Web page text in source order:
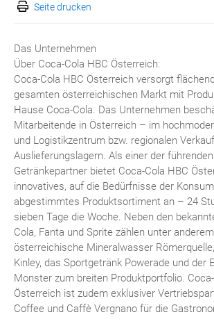
Seite drucken
Das Unternehmen
Über Coca-Cola HBC Österreich:
Coca-Cola HBC Österreich versorgt
gesamten österreichischen Markt mit
Hause Coca-Cola. Das Unternehmen
Mitarbeitende in Österreich – im
und Logistikzentrum bzw. regionalen
Auslieferungslagern. Als einer der
Getränkepartner bietet Coca-Cola HBC
innovatives, auf die Bedürfnisse der
abgestimmtes Produktsortiment an – 24
sieben Tage die Woche. Neben den
Cola, Fanta und Sprite zählen unter
österreichische Mineralwasser Römerquelle,
Kinley, das Sportgetränk Powerade und der
Monster zum breiten Produktportfolio.
Österreich ist zudem exklusiver
Coffee und Caffè Vergnano für die